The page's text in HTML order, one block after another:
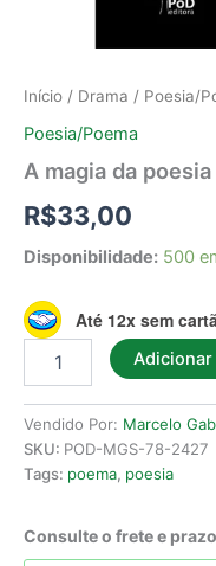
Início / Drama / Poesia/
Poesia/Poema
A magia da poesia
R$33,00
Disponibilidade: 500
Até 12x sem
Vendido Por: Marcelo
SKU: POD-MGS-78-2427
Tags: poema, poesia
Consulte o frete e